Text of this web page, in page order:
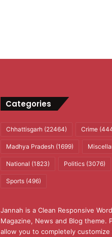
Categories
Chhattisgarh(22464) Crime
Madhya Pradesh(1699)
National (1823) Politics(3076)
Sports(496)
Jannah is a Clean Responsive
Magazine, News and Blog theme.
allow you to completely